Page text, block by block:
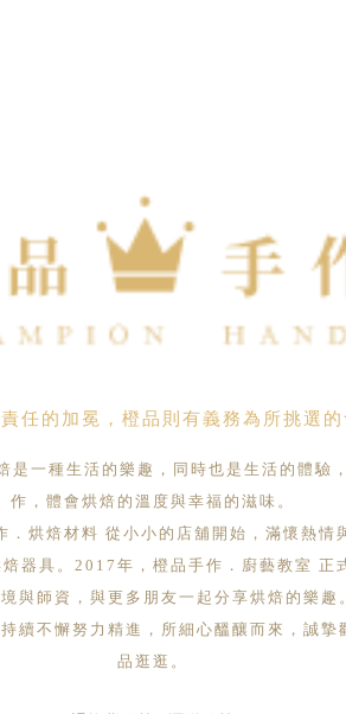
任的加冕，橙品則有義務為所挑選
一種生活的樂趣，同時也是生活的體驗
作，體會烘焙的溫度與幸福的滋味。
．烘焙材料 從小小的店舖開始，滿懷熱情
器具。2017年，橙品手作．廚藝教室 正
與師資，與更多朋友一起分享烘焙的樂趣
續不懈努力精進，所細心醞釀而來，誠摯
品逛逛。